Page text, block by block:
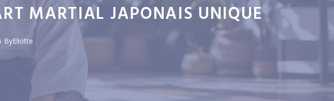
MARTIAL JAPONAIS UNIQUE
ByEliotte